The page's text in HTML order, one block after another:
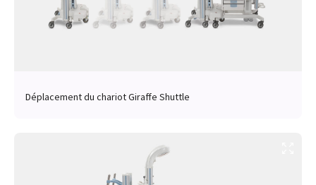
Déplacement du chariot Giraffe Shuttle